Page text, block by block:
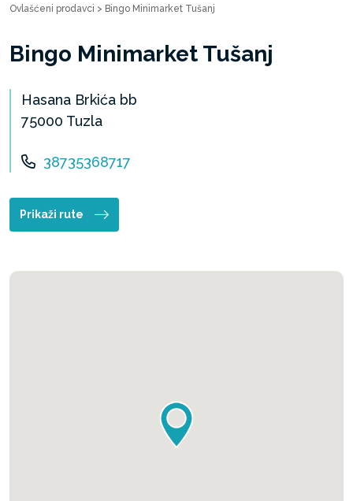
Ovlašćeni prodavci > Bingo Minimarket Tušanj
Bingo Minimarket Tušanj
Hasana Brkića bb
75000 Tuzla
38735368717
Prikaži rute